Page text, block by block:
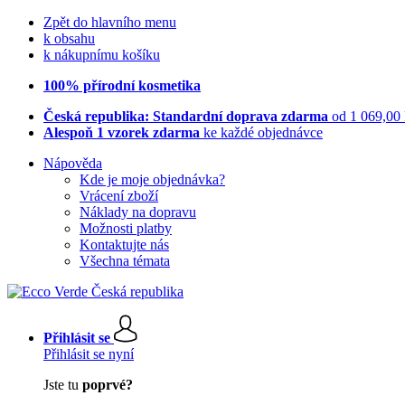
Zpět do hlavního menu
k obsahu
k nákupnímu košíku
100% přírodní kosmetika
Česká republika: Standardní doprava zdarma od 1 069,00
Alespoň 1 vzorek zdarma ke každé objednávce
Nápověda
Kde je moje objednávka?
Vrácení zboží
Náklady na dopravu
Možnosti platby
Kontaktujte nás
Všechna témata
Přihlásit se
Přihlásit se nyní
Jste tu poprvé?